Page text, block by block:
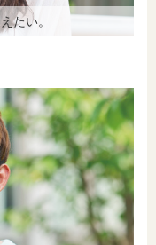
たい。